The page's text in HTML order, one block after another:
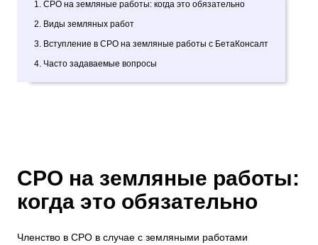
1. СРО на земляные работы: когда это обязательно
2. Виды земляных работ
3. Вступление в СРО на земляные работы с БетаКонсалт
4. Часто задаваемые вопросы
СРО на земляные работы:
когда это обязательно
Членство в СРО в случае с земляными работами